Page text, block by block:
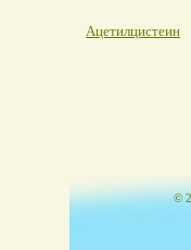
Ацетилцистеин
©